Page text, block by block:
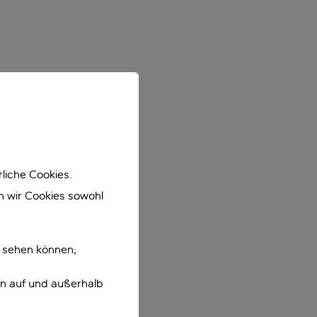
Cookies.
wir Cookies sowohl
können;
auf und außerhalb